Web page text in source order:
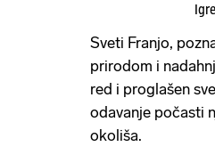
Sveti Franjo,
prirodom i
red i proglašen
odavanje počasti
okoliša.